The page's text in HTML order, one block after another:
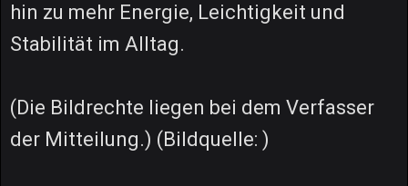
hin zu mehr Energie, Leichtigkeit und
Stabilität im Alltag.
(Die Bildrechte liegen bei dem Verfasser
der Mitteilung.) (Bildquelle: )